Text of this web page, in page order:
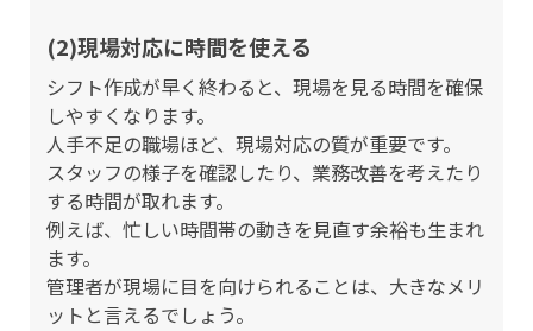
(2)現場対応に時間を使える
シフト作成が早く終わると、現場を見る時間を確保
しやすくなります。
人手不足の職場ほど、現場対応の質が重要です。
スタッフの様子を確認したり、業務改善を考えたり
する時間が取れます。
例えば、忙しい時間帯の動きを見直す余裕も生まれ
ます。
管理者が現場に目を向けられることは、大きなメリ
ットと言えるでしょう。